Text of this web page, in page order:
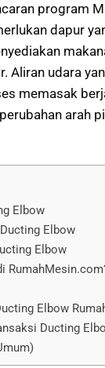
program
dapur
Aliran udara
memasak
arah
Elbow
Elbow
Elbow
Elbow
Ducting